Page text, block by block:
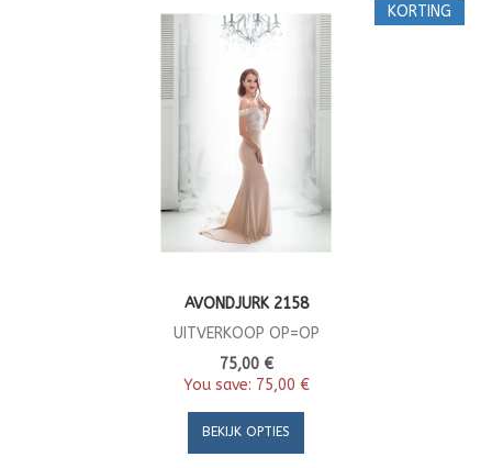
KORTING
AVONDJURK 2158
UITVERKOOP OP=OP
75,00 €
You save: 75,00 €
BEKIJK OPTIES